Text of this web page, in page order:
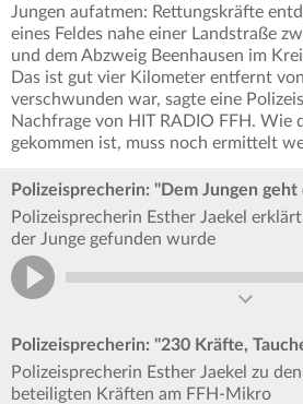
Jungen aufatmen: Rettungskräfte
eines Feldes nahe einer Landstraße
und dem Abzweig Beenhausen im
Das ist gut vier Kilometer entfernt
verschwunden war, sagte eine
Nachfrage von HIT RADIO FFH. Wie
gekommen ist, muss noch ermittelt
Polizeisprecherin: "Dem Jungen geht
Polizeisprecherin Esther Jaekel
der Junge gefunden wurde
Polizeisprecherin: "230 Kräfte,
Polizeisprecherin Esther Jaekel zu
beteiligten Kräften am FFH-Mikro